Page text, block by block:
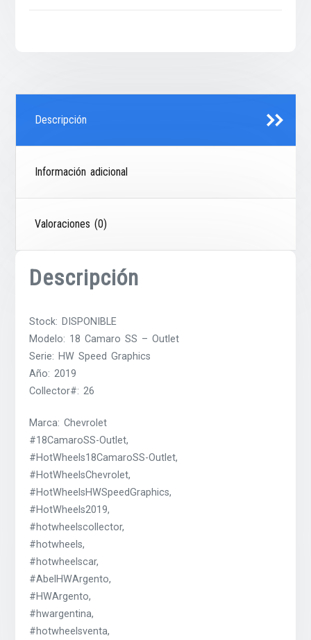
Descripción
Información adicional
Valoraciones (0)
Descripción
Stock: DISPONIBLE
Modelo: 18 Camaro SS – Outlet
Serie: HW Speed Graphics
Año: 2019
Collector#: 26
Marca: Chevrolet
#18CamaroSS-Outlet,
#HotWheels18CamaroSS-Outlet,
#HotWheelsChevrolet,
#HotWheelsHWSpeedGraphics,
#HotWheels2019,
#hotwheelscollector,
#hotwheels,
#hotwheelscar,
#AbelHWArgento,
#HWArgento,
#hwargentina,
#hotwheelsventa,